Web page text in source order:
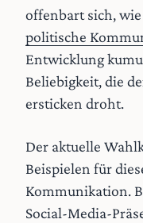
offenbart sich,
politische
Entwicklung
Beliebigkeit, die
ersticken droht.
Der aktuelle
Beispielen für
Kommunikation.
Social-Media-